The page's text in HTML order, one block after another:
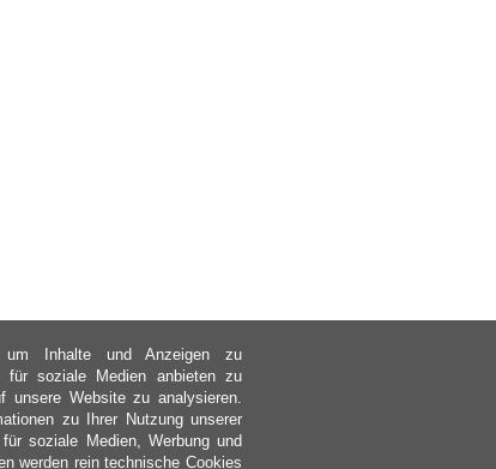
um Inhalte und Anzeigen zu
für soziale Medien anbieten zu
unsere Website zu analysieren.
zu Ihrer Nutzung unserer
soziale Medien, Werbung und
werden rein technische Cookies